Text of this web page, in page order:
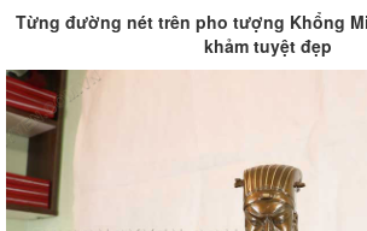
Từng đường nét trên pho tượng Khổng
khảm tuyệt đẹp